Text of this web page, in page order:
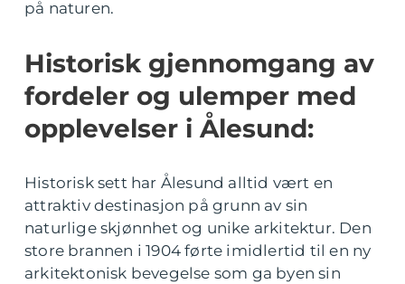
på naturen.
Historisk gjennomgang av
fordeler og ulemper med
opplevelser i Ålesund:
Historisk sett har Ålesund alltid vært en
attraktiv destinasjon på grunn av sin
naturlige skjønnhet og unike arkitektur. Den
store brannen i 1904 førte imidlertid til en ny
arkitektonisk bevegelse som ga byen sin